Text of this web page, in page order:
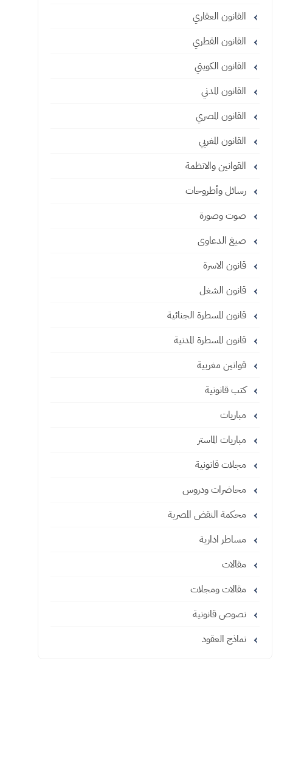
القانون العقاري
القانون القطري
القانون الكويتي
القانون المدني
القانون المصري
القانون المغربي
القوانين والانظمة
رسائل وأطروحات
صوت وصورة
صيغ الدعاوى
قانون الاسرة
قانون الشغل
قانون المسطرة الجنائية
قانون المسطرة المدنية
قوانين مغربية
كتب قانونية
مباريات
مباريات الماستر
مجلات قانونية
محاضرات ودروس
محكمة النقض المصرية
مساطر ادارية
مقالات
مقالات ومجلات
نصوص قانونية
نماذج العقود